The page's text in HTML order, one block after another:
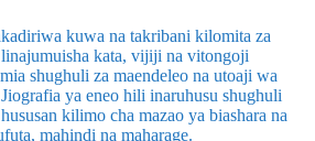
kuwa na takribani kilomita za
kata, vijiji na vitongoji
shughuli za maendeleo na utoaji wa
ya eneo hili inaruhusu shughuli
kilimo cha mazao ya biashara na
mahindi na maharage.